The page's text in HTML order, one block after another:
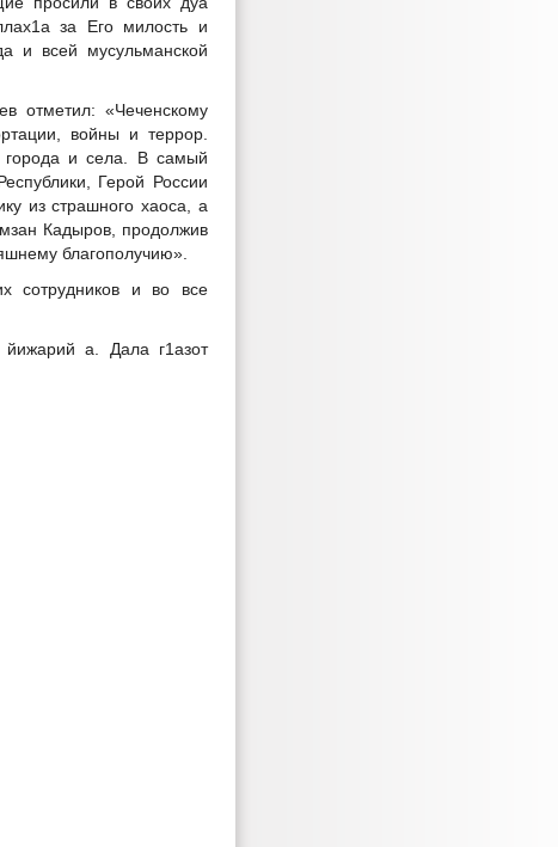
за Его милость и
и всей мусульманской
отметил: «Чеченскому
войны и террор.
города и села. В самый
Герой России
из страшного хаоса, а
Кадыров, продолжив
благополучию».
сотрудников и во все
а. Дала г1азот